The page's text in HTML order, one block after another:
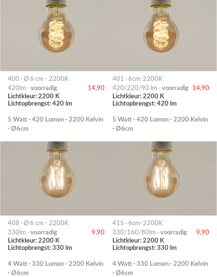
400 · Ø 6 cm - 2200K
420lm · voorradig
14,90
Lichtkleur: 2200 K
Lichtopbrengst: 420 lm
5 Watt · 420 Lumen · 2200 Kelvin
· Ø6cm
401 · 6cm-2200K
420/220/90 lm · voorradig
14,90
Lichtkleur: 2200 K
Lichtopbrengst: 420 lm
5 Watt · 420 Lumen · 2200 Kelvin
· Ø6cm
408 · Ø 6 cm - 2200K
330lm · voorradig
9,90
Lichtkleur: 2200 K
Lichtopbrengst: 330 lm
4 Watt · 330 Lumen · 2200 Kelvin
· Ø6cm
415 · 6cm-2200K
330/160/80lm · voorradig
9,90
Lichtkleur: 2200 K
Lichtopbrengst: 330 lm
4 Watt · 330 Lumen · 2200 Kelvin
· Ø6cm